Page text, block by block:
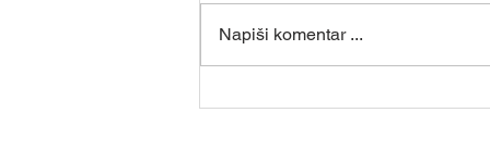
malo, kar so učenci imeli, se je
pomnožilo in nasitilo ljudstvo. Pri
Napiši komentar ...